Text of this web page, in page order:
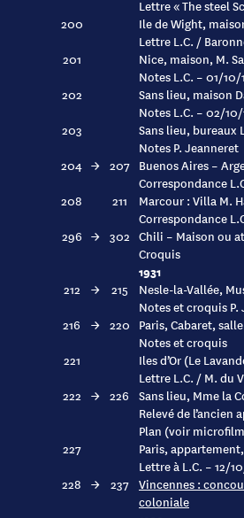
Lettre « The steel
200
Ile de Wight,
Lettre L.C. /
201
Nice, maison, M.
Notes L.C. – 01/10/
202
Sans lieu, maison
Notes L.C. – 02/
203
Sans lieu, bureaux
Notes P. Jeanneret
204 → 207 Buenos Aires –
Correspondance
208
211
Marcour : Villa M.
Correspondance
296 → 302 Chili – Maison ou
Croquis
1931
212 → 215
Nesle-la-Vallée,
Notes et croquis P.
216
→ 220 Paris, Cabaret,
Notes et croquis
221
Iles d’Or (Le
Lettre L.C. / M. du
222 → 226 Sans lieu, Mme la
Relevé de l’ancien
Plan (voir
227
Paris,
Lettre à L.C. – 12/
228 → 237 Vincennes :
coloniale